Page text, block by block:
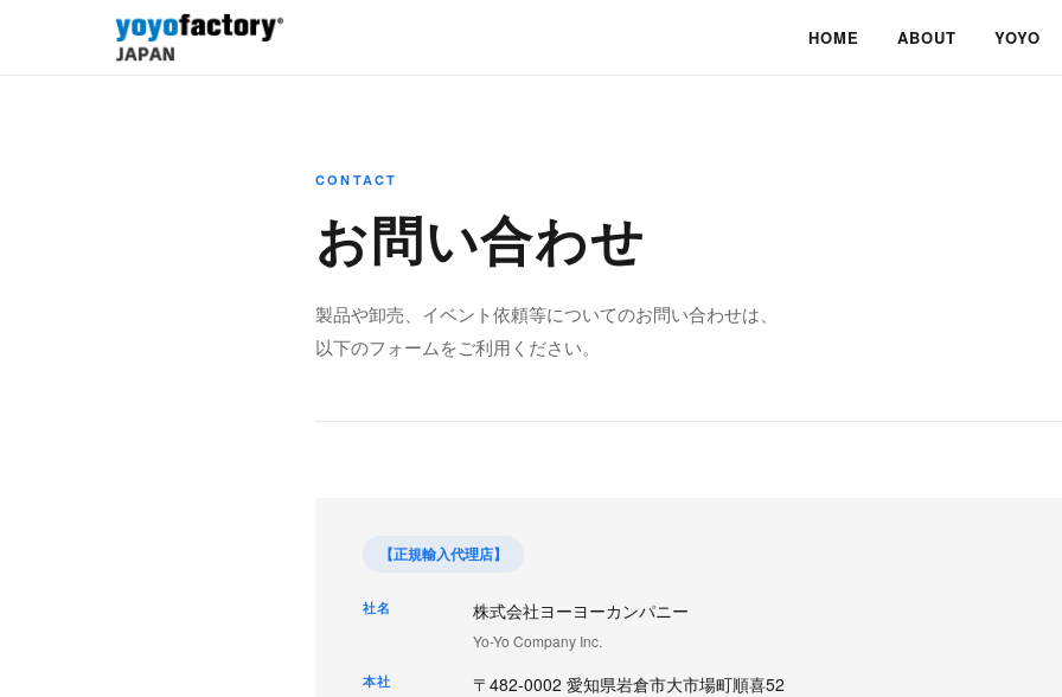
HOME ABOUT YOYO
CONTACT
お問い合わせ
製品や卸売、イベント依頼等についてのお問い合わせは、
以下のフォームをご利用ください。
【正規輸入代理店】
社名 株式会社ヨーヨーカンパニー
Yo-Yo Company Inc.
本社 〒482-0002 愛知県岩倉市大市場町順喜52